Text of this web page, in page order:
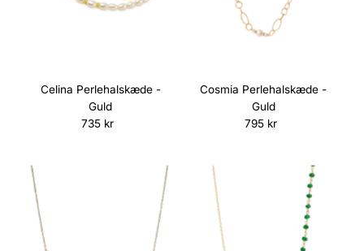
Celina Perlehalskæde -
Guld
Normalpris
735 kr
Cosmia Perlehalskæde -
Guld
Normalpris
795 kr